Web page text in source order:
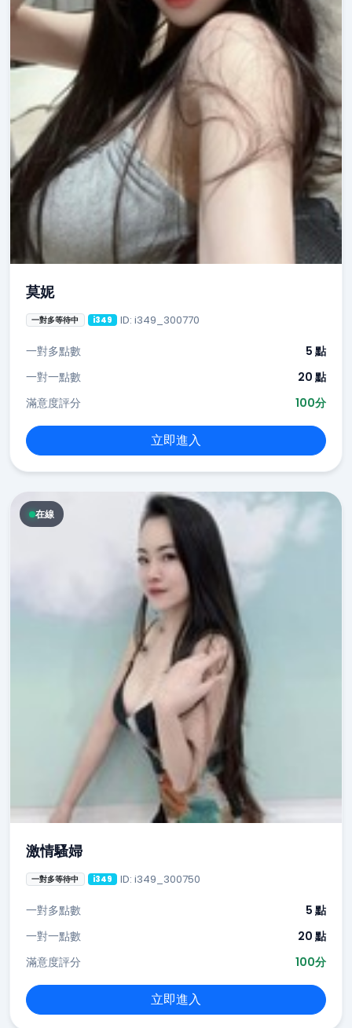
莫妮
一對多等待中 i349 ID: i349_300770
一對多點數
5 點
一對一點數
20 點
滿意度評分
100分
立即進入
在線
激情騷婦
一對多等待中 i349 ID: i349_300750
一對多點數
5 點
一對一點數
20 點
滿意度評分
100分
立即進入